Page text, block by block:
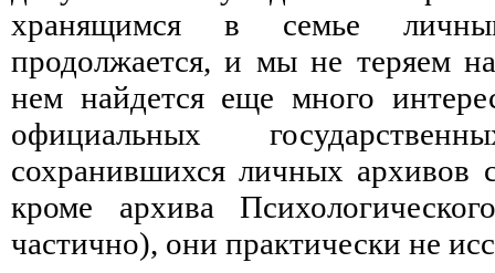
хранящимся в семье
продолжается, и мы не теряем
нем найдется еще много
официальных
сохранившихся личных архивов
кроме архива
частично), они практически не